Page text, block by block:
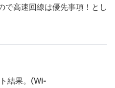
で高速回線は優先事項！とし
結果。(Wi-